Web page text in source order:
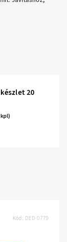
20
Kód: DED-0779